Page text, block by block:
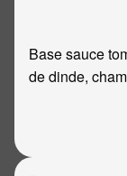
Base sauce
de dinde,